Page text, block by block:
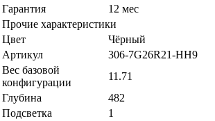
Гарантия
12 мес
Прочие характеристики
Цвет
Чёрный
Артикул
306-7G26R21-HH9
Вес базовой
конфигурации
11.71
Глубина
482
Подсветка
1